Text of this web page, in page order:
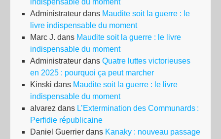
indispensable du moment
Administrateur dans Maudite soit la guerre : le
livre indispensable du moment
Marc J. dans Maudite soit la guerre : le livre
indispensable du moment
Administrateur dans Quatre luttes victorieuses
en 2025 : pourquoi ça peut marcher
Kinski dans Maudite soit la guerre : le livre
indispensable du moment
alvarez dans L’Extermination des Communards :
Perfidie républicaine
Daniel Guerrier dans Kanaky : nouveau passage